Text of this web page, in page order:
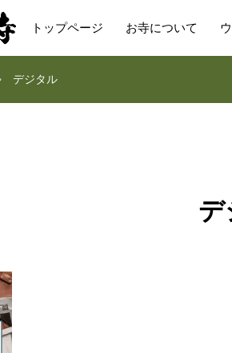
トップページ お寺について
デジタル
デ